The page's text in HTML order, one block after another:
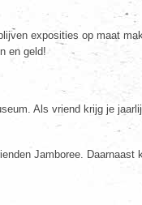
exposities op maat
en geld!
Als vriend krijg je
Jamboree. Daarnaast